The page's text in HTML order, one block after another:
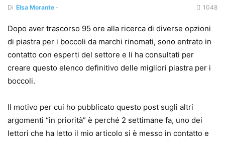
Di Elsa Morante - 1048
Dopo aver trascorso 95 ore alla ricerca di diverse opzioni
di piastra per i boccoli da marchi rinomati, sono entrato in
contatto con esperti del settore e li ha consultati per
creare questo elenco definitivo delle migliori piastra per i
boccoli.
Il motivo per cui ho pubblicato questo post sugli altri
argomenti “in priorità” è perché 2 settimane fa, uno dei
lettori che ha letto il mio articolo si è messo in contatto e